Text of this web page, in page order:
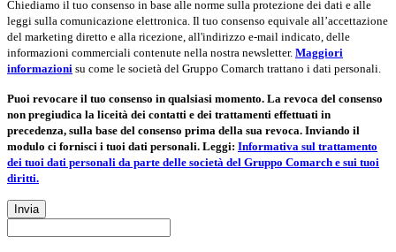
Chiediamo il tuo consenso in base alle norme sulla protezione dei dati e alle
leggi sulla comunicazione elettronica. Il tuo consenso equivale all’accettazione
del marketing diretto e alla ricezione, all'indirizzo e-mail indicato, delle
informazioni commerciali contenute nella nostra newsletter. Maggiori
informazioni su come le società del Gruppo Comarch trattano i dati personali.
Puoi revocare il tuo consenso in qualsiasi momento. La revoca del consenso
non pregiudica la liceità dei contatti e dei trattamenti effettuati in
precedenza, sulla base del consenso prima della sua revoca. Inviando il
modulo ci fornisci i tuoi dati personali. Leggi: Informativa sul trattamento
dei tuoi dati personali da parte delle società del Gruppo Comarch e sui tuoi
diritti.
Invia